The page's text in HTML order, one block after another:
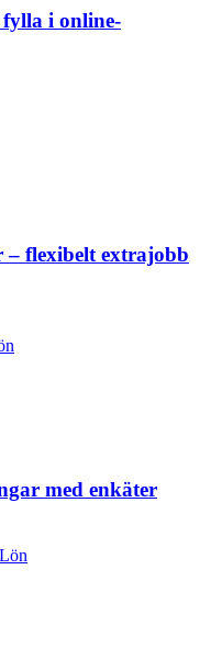
i online-
– flexibelt extrajobb
med enkäter